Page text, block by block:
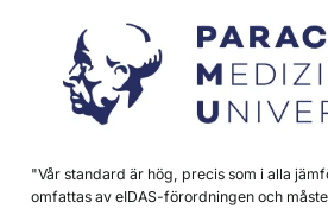
"Vår standard är hög, precis som i alla
omfattas av eIDAS-förordningen och